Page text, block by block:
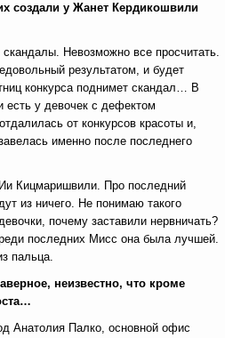
создали у Жанет Кердикошвили
Невозможно все просчитать.
результатом, и будет
конкурса поднимет скандал… В
есть у девочек с дефектом
от конкурсов красоты и,
именно после последнего
Кицмаришвили. Про последний
из ничего. Не понимаю такого
почему заставили нервничать?
последних Мисс она была лучшей.
пальца.
неизвестно, что кроме
Анатолия Палко, основной офис